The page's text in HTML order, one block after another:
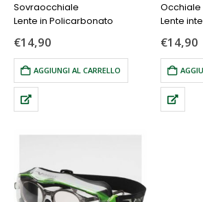
Sovraocchiale
Lente in Policarbonato
€14,90
AGGIUNGI AL CARRELLO
Lente
€14,90
CHIUSI PER
Tutti gli ordini online del mese di agosto
partire da settembre